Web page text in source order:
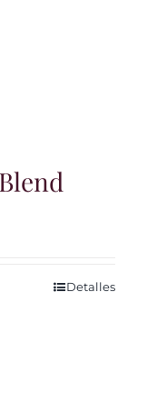
Detalles